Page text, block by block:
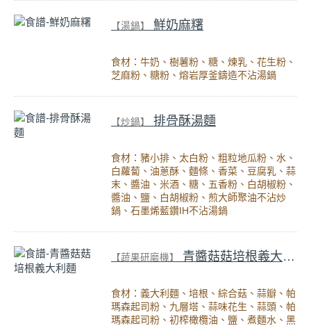
【湯鍋】 鮮奶麻糬
食材：牛奶、樹薯粉、糖、煉乳、花生粉、
芝麻粉、糖粉、熔岩厚釜鑄造不沾湯鍋
【炒鍋】 排骨酥湯麵
食材：豬小排、太白粉、粗粒地瓜粉、水、
白蘿蔔、油蔥酥、麵條、香菜、豆腐乳、蒜
末、醬油、米酒、糖、五香粉、白胡椒粉、
醬油、鹽、白胡椒粉、煎大師聚油不沾炒
鍋、石墨烯藍鑽IH不沾湯鍋
【蔬果研磨機】 青醬菇菇培根義大利麵
食材：義大利麵、培根、綜合菇、蒜瓣、帕
瑪森起司粉、九層塔、蒜味花生、蒜頭、帕
瑪森起司粉、初榨橄欖油、鹽、煮麵水、黑